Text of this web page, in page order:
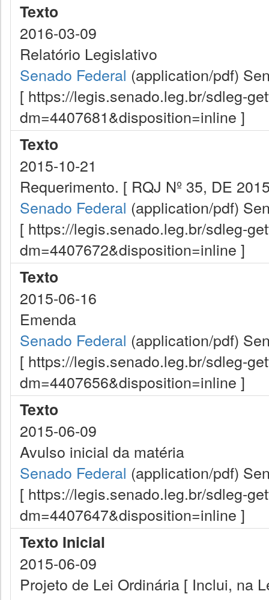
Texto
2016-03-09
Relatório Legislativo
Senado Federal (application/pdf)
[ https://legis.senado.leg.br/sdleg-
dm=4407681&disposition=inline ]
Texto
2015-10-21
Requerimento. [ RQJ Nº 35, DE
Senado Federal (application/pdf)
[ https://legis.senado.leg.br/sdleg-
dm=4407672&disposition=inline ]
Texto
2015-06-16
Emenda
Senado Federal (application/pdf)
[ https://legis.senado.leg.br/sdleg-
dm=4407656&disposition=inline ]
Texto
2015-06-09
Avulso inicial da matéria
Senado Federal (application/pdf)
[ https://legis.senado.leg.br/sdleg-
dm=4407647&disposition=inline ]
Texto Inicial
2015-06-09
Projeto de Lei Ordinária [ Inclui, na